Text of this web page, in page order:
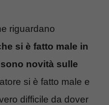
riguardano
si è fatto male in
novità sulle
si è fatto male e
difficile da dover